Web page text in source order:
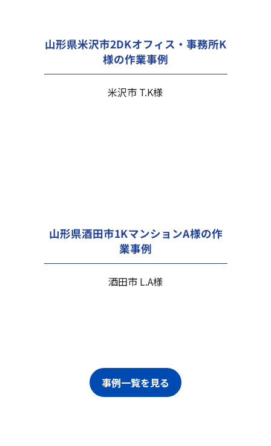
山形県米沢市2DKオフィス・事務所K
様の作業事例
米沢市 T.K様
山形県酒田市1KマンションA様の作
業事例
酒田市 L.A様
事例一覧を見る